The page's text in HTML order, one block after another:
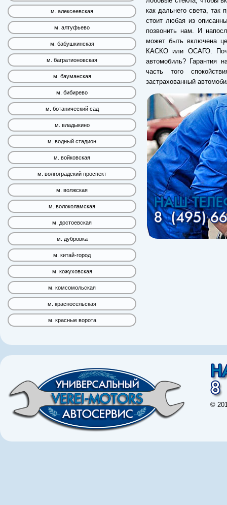
м. алексеевская
м. алтуфьево
м. бабушкинская
м. багратионовская
м. бауманская
м. бибирево
м. ботанический сад
м. владыкино
м. водный стадион
м. войковская
м. волгоградский проспект
м. волжская
м. волоколамская
м. достоевская
м. дубровка
м. китай-город
м. кожуховская
м. комсомольская
м. красносельская
м. красные ворота
как дальнего света, так
стоит любая из
позвонить нам. И
может быть включена
КАСКО или ОСАГО.
автомобиль? Гарантия
часть того
застрахованный
©